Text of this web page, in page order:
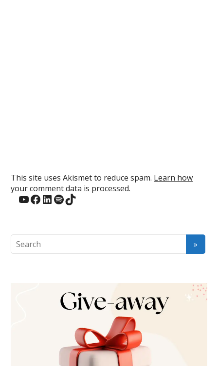
This site uses Akismet to reduce spam. Learn how
your comment data is processed.
YouTube
Facebook
LinkedIn
Spotify
TikTok